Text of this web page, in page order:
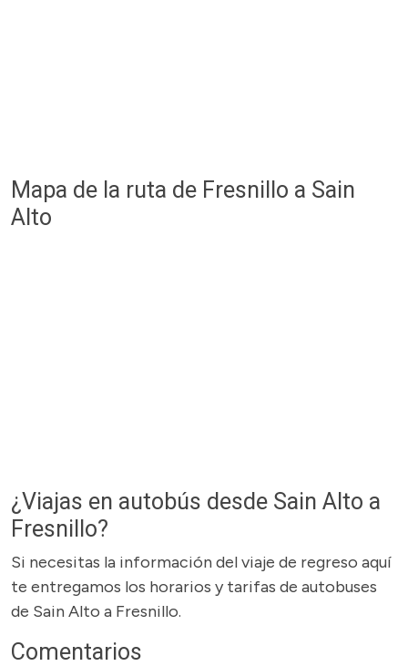
Mapa de la ruta de Fresnillo a Sain
Alto
¿Viajas en autobús desde Sain Alto a
Fresnillo?
Si necesitas la información del viaje de regreso aquí
te entregamos los horarios y tarifas de autobuses
de Sain Alto a Fresnillo.
Comentarios